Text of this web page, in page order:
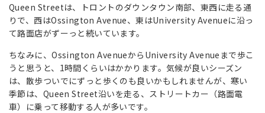
Queen Streetは、トロントのダウンタウン南部、東西に走る通
りで、西はOssington Avenue、東はUniversity Avenueに沿っ
て路面店がずーっと続いています。
ちなみに、Ossington AvenueからUniversity Avenueまで歩こ
うと思うと、1時間くらいはかかります。気候が良いシーズン
は、散歩ついでにずっと歩くのも良いかもしれませんが、寒い
季節は、Queen Street沿いを走る、ストリートカー（路面電
車）に乗って移動する人が多いです。